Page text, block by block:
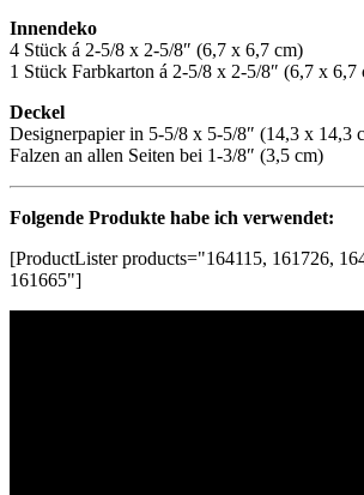
Innendeko
4 Stück á 2-5/8 x 2-5/8″ (6,7 x 6,7 cm)
1 Stück Farbkarton á 2-5/8 x 2-5/8″ (6,7 x 6,7
Deckel
Designerpapier in 5-5/8 x 5-5/8″ (14,3 x 14,3
Falzen an allen Seiten bei 1-3/8″ (3,5 cm)
Folgende Produkte habe ich verwendet:
[ProductLister products="164115, 161726,
161665"]